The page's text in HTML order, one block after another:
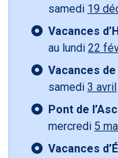
samedi 19
Vacances
au lundi 22
Vacances
samedi 3 avril
Pont de
mercredi 5
Vacances